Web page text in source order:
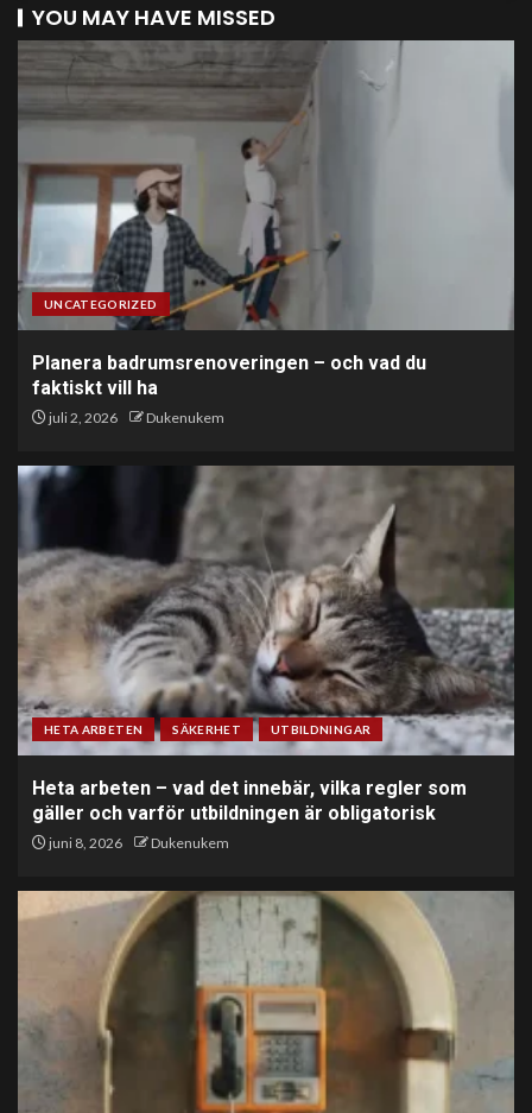
YOU MAY HAVE MISSED
UNCATEGORIZED
Planera badrumsrenoveringen – och vad du
faktiskt vill ha
juli 2, 2026 Dukenukem
HETA ARBETEN SÄKERHET UTBILDNINGAR
Heta arbeten – vad det innebär, vilka regler som
gäller och varför utbildningen är obligatorisk
juni 8, 2026 Dukenukem